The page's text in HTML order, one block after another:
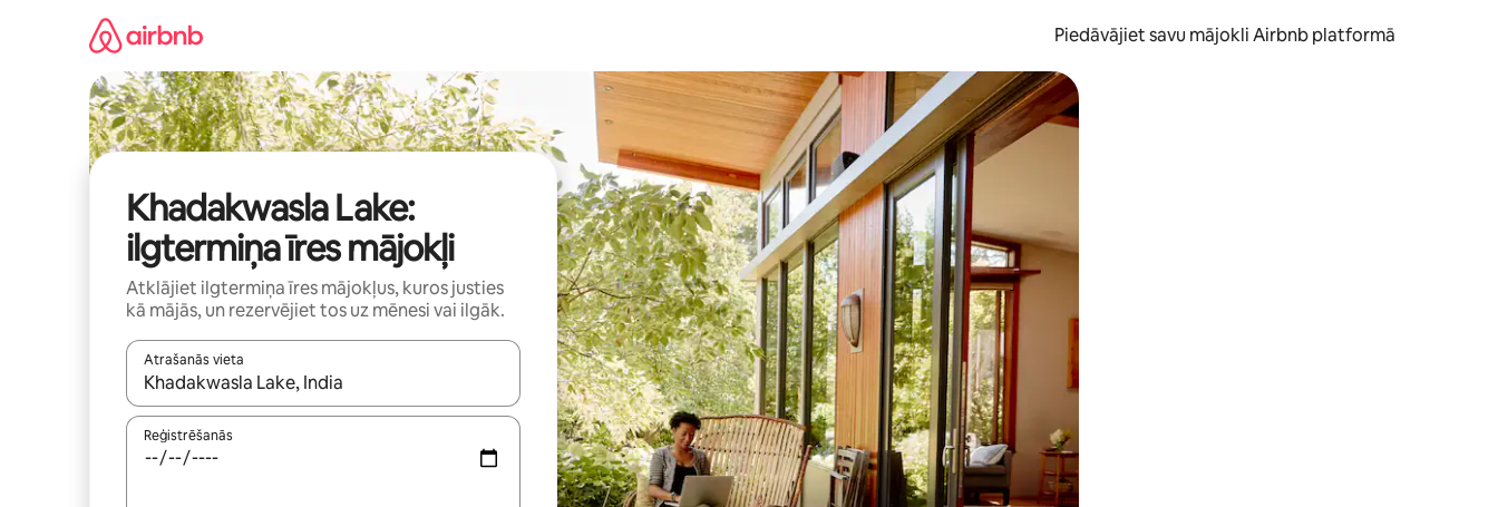
Piedāvājiet savu mājokli Airbnb platformā
Khadakwasla Lake:
ilgtermiņa īres mājokļi
Atklājiet ilgtermiņa īres mājokļus, kuros justies
kā mājās, un rezervējiet tos uz mēnesi vai ilgāk.
Atrašanās vieta
Kad rezultāti kļūs pieejami, izmantojiet bultiņu uz augšu un uz leju vai izpētiet tos, pieskaroties ekrānam vai pavelkot pa to ar pirkstu.
Reģistrēšanās